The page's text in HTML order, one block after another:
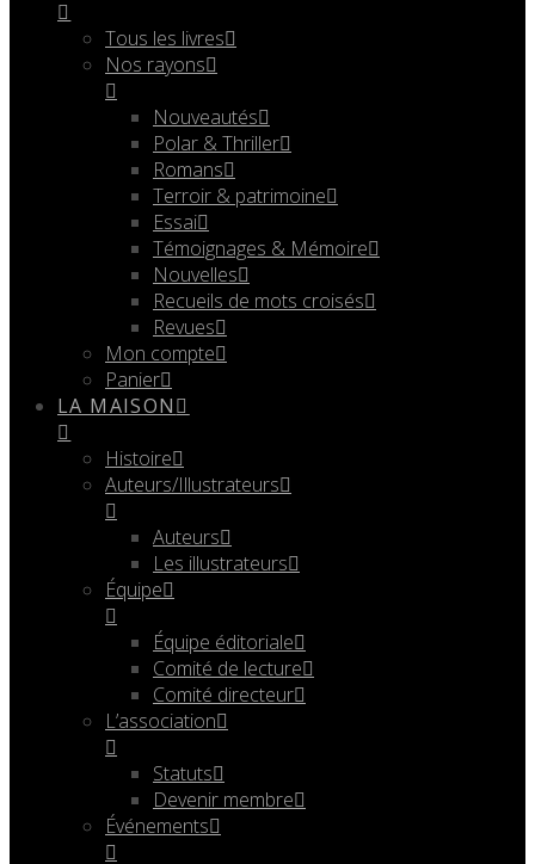
Tous les livres
Nos rayons
Nouveautés
Polar & Thriller
Romans
Terroir & patrimoine
Essai
Témoignages & Mémoire
Nouvelles
Recueils de mots croisés
Revues
Mon compte
Panier
LA MAISON
Histoire
Auteurs/Illustrateurs
Auteurs
Les illustrateurs
Équipe
Équipe éditoriale
Comité de lecture
Comité directeur
L’association
Statuts
Devenir membre
Événements